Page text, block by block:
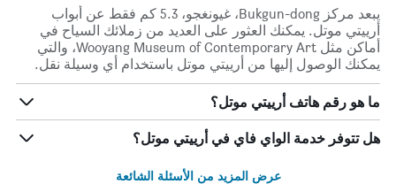
يبعد مركز Bukgun-dong، غيونغجو، 5.3 كم فقط عن أبواب
أرييتي موتل. يمكنك العثور على العديد من زملائك السياح في
أماكن مثل Wooyang Museum of Contemporary Art، والتي
يمكنك الوصول إليها من أرييتي موتل باستخدام أي وسيلة نقل.
ما هو رقم هاتف أرييتي موتل؟
هل تتوفر خدمة الواي فاي في أرييتي موتل؟
عرض المزيد من الأسئلة الشائعة